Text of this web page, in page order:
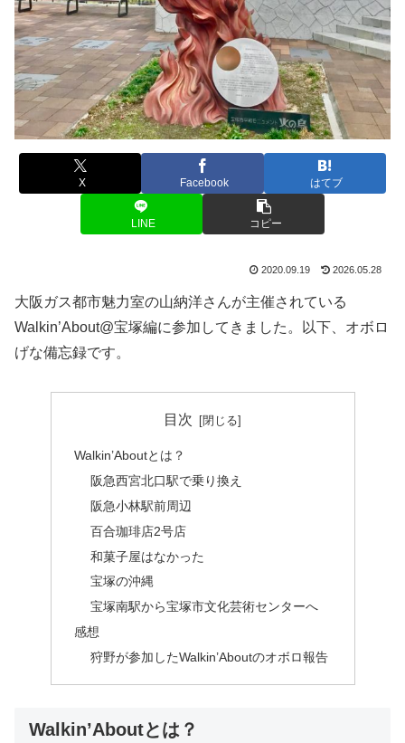
X Facebook はてブ
LINE コピー
2020.09.19 2026.05.28
大阪ガス都市魅力室の山納洋さんが主催されている
Walkin’About@宝塚編に参加してきました。以下、オボロ
げな備忘録です。
目次
Walkin’Aboutとは？
阪急西宮北口駅で乗り換え
阪急小林駅前周辺
百合珈琲店2号店
和菓子屋はなかった
宝塚の沖縄
宝塚南駅から宝塚市文化芸術センターへ
感想
狩野が参加したWalkin’Aboutのオボロ報告
Walkin’Aboutとは？